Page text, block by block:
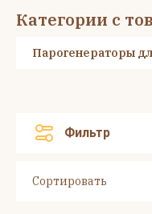
Категории с
Парогенераторы
Фильтр
Сортировать